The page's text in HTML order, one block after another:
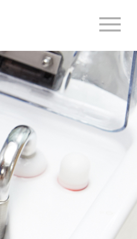
예방과 치료가 가능합니다.
화기내과 분과 전문의와 내시경
MENU